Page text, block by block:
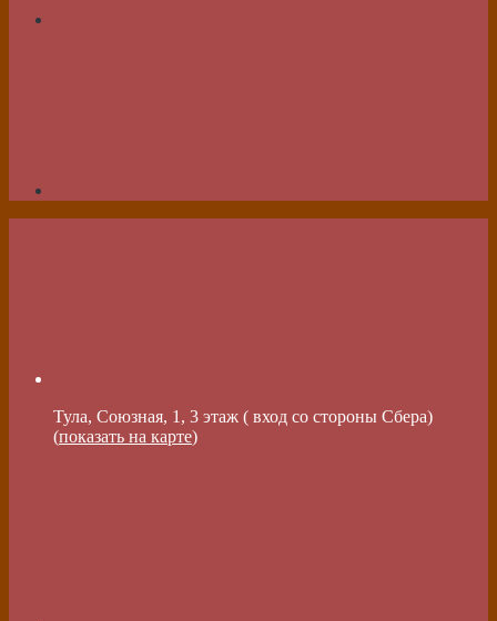
Тула, Союзная, 1, 3 этаж ( вход со стороны Сбера)
(показать на карте)